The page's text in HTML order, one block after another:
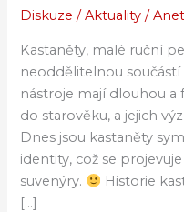
Diskuze /Aktuality /
Kastaněty, malé ruční
neoddělitelnou
nástroje mají dlouhou a
do starověku, a jejich
Dnes jsou kastaněty
identity, což se
suvenýry.
Historie
[…]
kastanět
různých
regionech
Španělska